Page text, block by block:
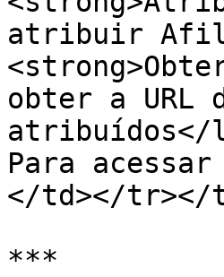
atribuir
obter a URL
atribuídos</
Para
</td></tr></
***